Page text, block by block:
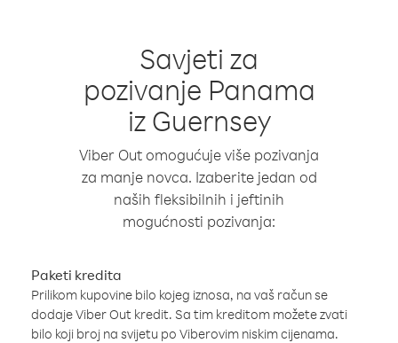
Savjeti za
pozivanje Panama
iz Guernsey
Viber Out omogućuje više pozivanja
za manje novca. Izaberite jedan od
naših fleksibilnih i jeftinih
mogućnosti pozivanja:
Paketi kredita
Prilikom kupovine bilo kojeg iznosa, na vaš račun se
dodaje Viber Out kredit. Sa tim kreditom možete zvati
bilo koji broj na svijetu po Viberovim niskim cijenama.